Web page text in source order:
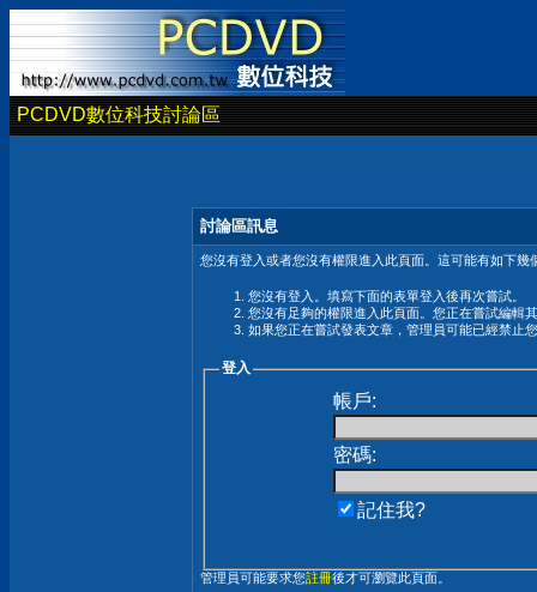
PCDVD數位科技討論區
討論區訊息
您沒有登入或者您沒有權限進入此頁面。這可能有如下幾
您沒有登入。填寫下面的表單登入後再次嘗試。
您沒有足夠的權限進入此頁面。您正在嘗試編輯
如果您正在嘗試發表文章，管理員可能已經禁止
登入
帳戶:
密碼:
記住我?
管理員可能要求您註冊後才可瀏覽此頁面。